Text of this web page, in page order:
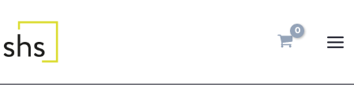
tartalomra